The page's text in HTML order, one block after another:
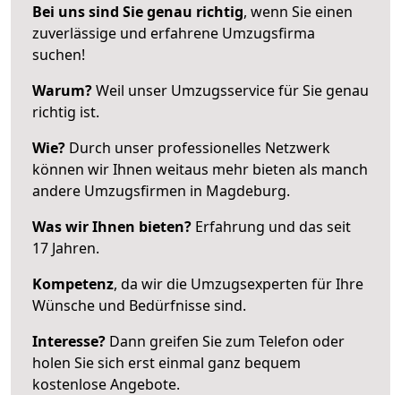
Bei uns sind Sie genau richtig, wenn Sie einen
zuverlässige und erfahrene Umzugsfirma
suchen!
Warum?Weil unser Umzugsservice für Sie genau
richtig ist.
Wie? Durch unser professionelles Netzwerk
können wir Ihnen weitaus mehr bieten als manch
andere Umzugsfirmen in Magdeburg.
Was wir Ihnen bieten? Erfahrung und das seit
17 Jahren.
Kompetenz, da wir die Umzugsexperten für Ihre
Wünsche und Bedürfnisse sind.
Interesse? Dann greifen Sie zum Telefon oder
holen Sie sich erst einmal ganz bequem
kostenlose Angebote.